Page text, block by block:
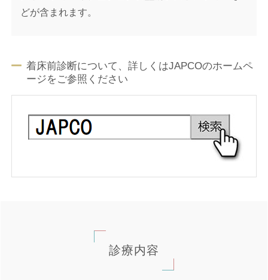
どが含まれます。
着床前診断について、詳しくはJAPCOのホームペ
ージをご参照ください
診療内容